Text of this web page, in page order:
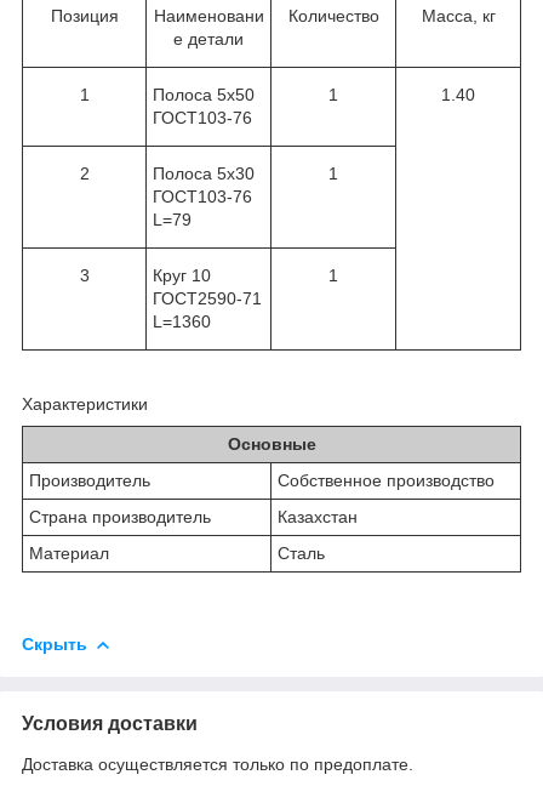
Позиция
Наименовани
е детали
Количество Масса, кг
1
Полоса 5х50
ГОСТ103-76
1 1.40
2
Полоса 5х30
ГОСТ103-76
L=79
1
3
Круг 10
ГОСТ2590-71
L=1360
1
Характеристики
Основные
Производитель
Собственное производство
Страна производитель
Казахстан
Материал
Сталь
Скрыть
Условия доставки
Доставка осуществляется только по предоплате.